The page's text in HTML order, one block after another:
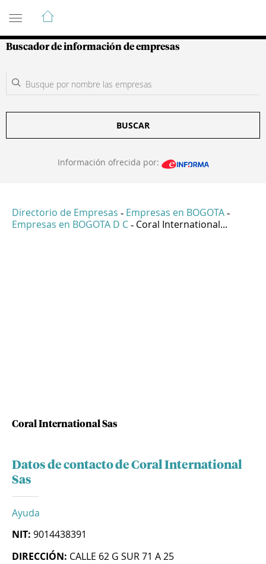
Guía de Empresas Colombianas
Buscador de información de empresas
BUSCAR
Información ofrecida por:
Directorio de Empresas - Empresas en BOGOTA -
Empresas en BOGOTA D C - Coral International...
Coral International Sas
Datos de contacto de Coral International
Sas
Ayuda
NIT: 9014438391
DIRECCIÓN: CALLE 62 G SUR 71 A 25